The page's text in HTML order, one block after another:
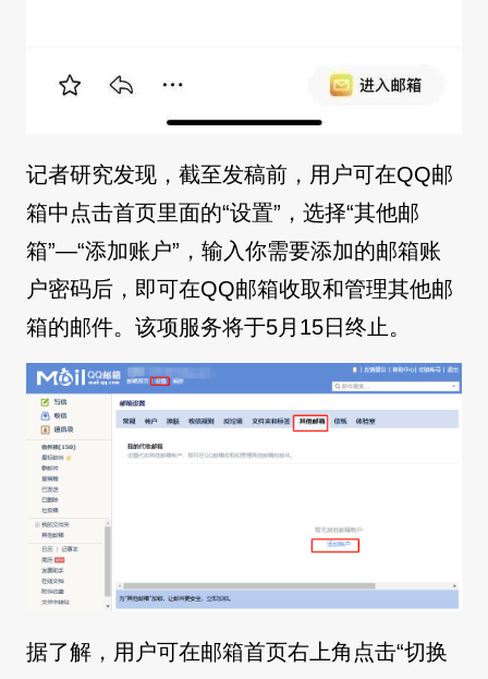
记者研究发现，截至发稿前，用户可在QQ邮
箱中点击首页里面的“设置”，选择“其他邮
箱”—“添加账户”，输入你需要添加的邮箱账
户密码后，即可在QQ邮箱收取和管理其他邮
箱的邮件。该项服务将于5月15日终止。
据了解，用户可在邮箱首页右上角点击“切换